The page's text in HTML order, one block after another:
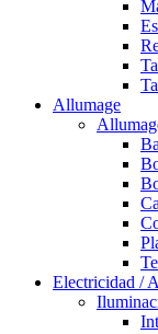
Allumage
Electricidad /